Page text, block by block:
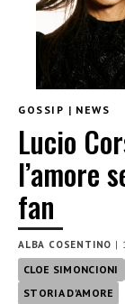
GOSSIP | NEWS
Lucio
l’amore
fan
ALBA COSENTINO |
CLOE SIMONCIONI
STORIA D'AMORE